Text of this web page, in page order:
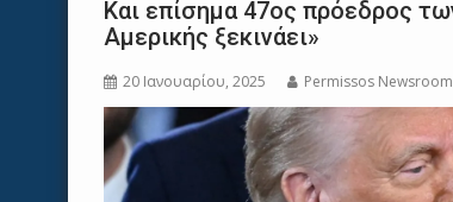
Και επίσημα 47ος πρόεδρος
Αμερικής ξεκινάει»
20 Ιανουαρίου, 2025 Permissos Newsroom